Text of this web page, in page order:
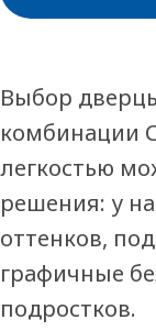
Выбор
комбинации
легкостью
решения: у
оттенков,
графичные
подростков.